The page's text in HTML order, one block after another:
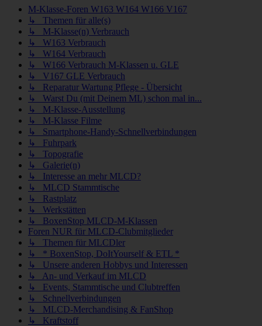
M-Klasse-Foren W163 W164 W166 V167
↳ Themen für alle(s)
↳ M-Klasse(n) Verbrauch
↳ W163 Verbrauch
↳ W164 Verbrauch
↳ W166 Verbrauch M-Klassen u. GLE
↳ V167 GLE Verbrauch
↳ Reparatur Wartung Pflege - Übersicht
↳ Warst Du (mit Deinem ML) schon mal in...
↳ M-Klasse-Ausstellung
↳ M-Klasse Filme
↳ Smartphone-Handy-Schnellverbindungen
↳ Fuhrpark
↳ Topografie
↳ Galerie(n)
↳ Interesse an mehr MLCD?
↳ MLCD Stammtische
↳ Rastplatz
↳ Werkstätten
↳ BoxenStop MLCD-M-Klassen
Foren NUR für MLCD-Clubmitglieder
↳ Themen für MLCDler
↳ * BoxenStop, DoItYourself & ETL *
↳ Unsere anderen Hobbys und Interessen
↳ An- und Verkauf im MLCD
↳ Events, Stammtische und Clubtreffen
↳ Schnellverbindungen
↳ MLCD-Merchandising & FanShop
↳ Kraftstoff